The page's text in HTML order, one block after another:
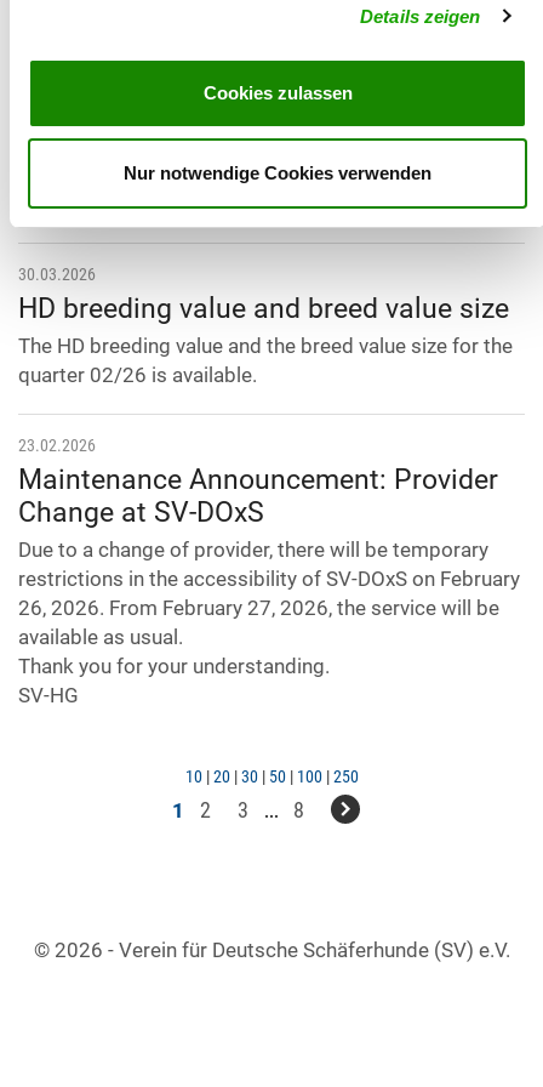
Details zeigen
Cookies zulassen
Nur notwendige Cookies verwenden
The HD breeding value and the breed value size for the
Breeding report
The breeding report for April 2026 is now available.
Click here for the breeding report ...
30.03.2026
HD breeding value and breed value size
The HD breeding value and the breed value size for the
quarter 02/26 is available.
23.02.2026
Maintenance Announcement: Provider
Change at SV-DOxS
Due to a change of provider, there will be temporary
restrictions in the accessibility of SV-DOxS on February
26, 2026. From February 27, 2026, the service will be
available as usual.
Thank you for your understanding.
SV-HG
10 | 20 | 30 | 50 | 100 | 250
1 2 3 ... 8
© 2026 - Verein für Deutsche Schäferhunde (SV) e.V.